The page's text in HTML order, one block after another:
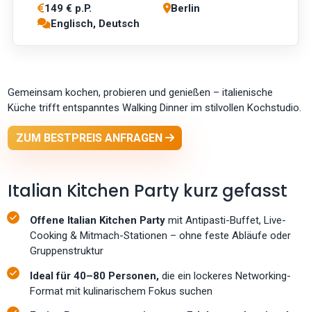
149 € p.P.
Berlin
Englisch, Deutsch
Gemeinsam kochen, probieren und genießen – italienische
Küche trifft entspanntes Walking Dinner im stilvollen Kochstudio.
ZUM BESTPREIS ANFRAGEN
Italian Kitchen Party kurz gefasst
Offene Italian Kitchen Party mit Antipasti-Buffet, Live-
Cooking & Mitmach-Stationen – ohne feste Abläufe oder
Gruppenstruktur
Ideal für 40–80 Personen, die ein lockeres Networking-
Format mit kulinarischem Fokus suchen